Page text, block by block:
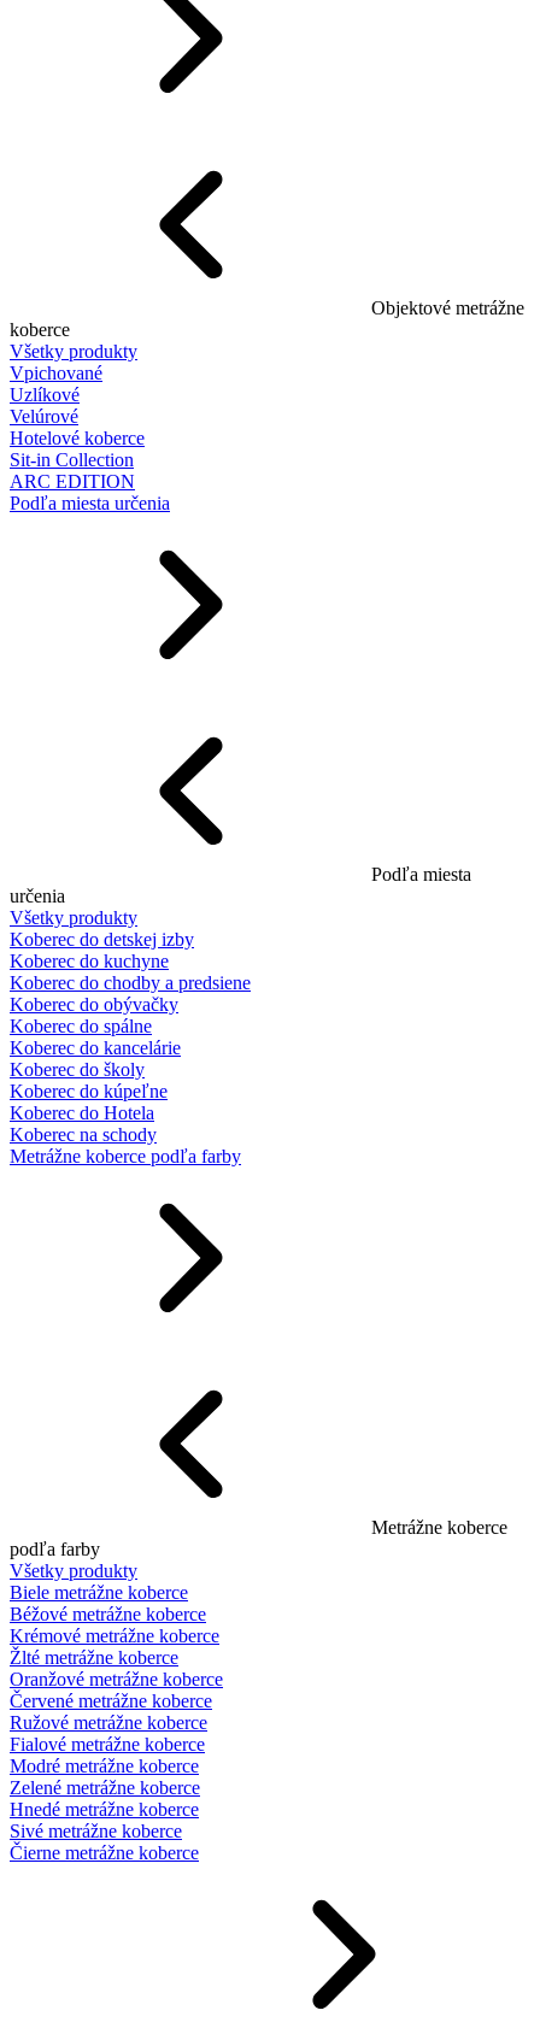
Objektové metrážne
koberce
Všetky produkty
Vpichované
Uzlíkové
Velúrové
Hotelové koberce
Sit-in Collection
ARC EDITION
Podľa miesta určenia
Podľa miesta
určenia
Všetky produkty
Koberec do detskej izby
Koberec do kuchyne
Koberec do chodby a predsiene
Koberec do obývačky
Koberec do spálne
Koberec do kancelárie
Koberec do školy
Koberec do kúpeľne
Koberec do Hotela
Koberec na schody
Metrážne koberce podľa farby
Metrážne koberce
podľa farby
Všetky produkty
Biele metrážne koberce
Béžové metrážne koberce
Krémové metrážne koberce
Žlté metrážne koberce
Oranžové metrážne koberce
Červené metrážne koberce
Ružové metrážne koberce
Fialové metrážne koberce
Modré metrážne koberce
Zelené metrážne koberce
Hnedé metrážne koberce
Sivé metrážne koberce
Čierne metrážne koberce